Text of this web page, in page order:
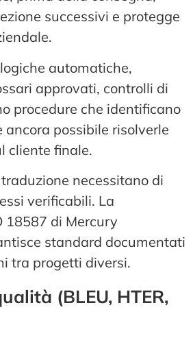
successivi e protegge
automatiche,
approvati, controlli di
procedure che identificano
possibile risolverle
cliente finale.
necessitano di
verificabili. La
18587 di Mercury
standard documentati
tra progetti diversi.
(BLEU, HTER,